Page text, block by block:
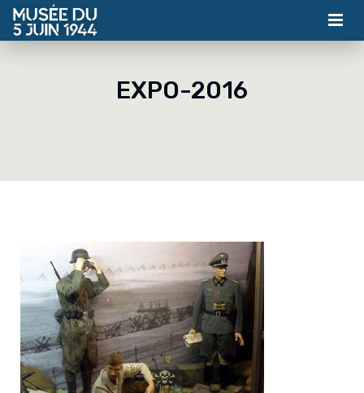
BILLETTERIE
EXPO-2016